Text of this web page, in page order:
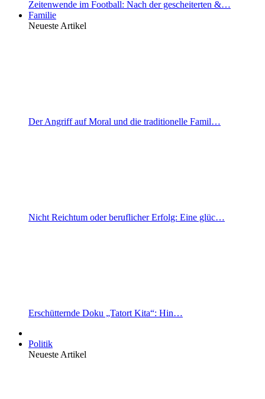
Zeitenwende im Football: Nach der gescheiterten &…
Familie
Neueste Artikel
Der Angriff auf Moral und die traditionelle Famil…
Nicht Reichtum oder beruflicher Erfolg: Eine glüc…
Erschütternde Doku „Tatort Kita“: Hin…
Politik
Neueste Artikel